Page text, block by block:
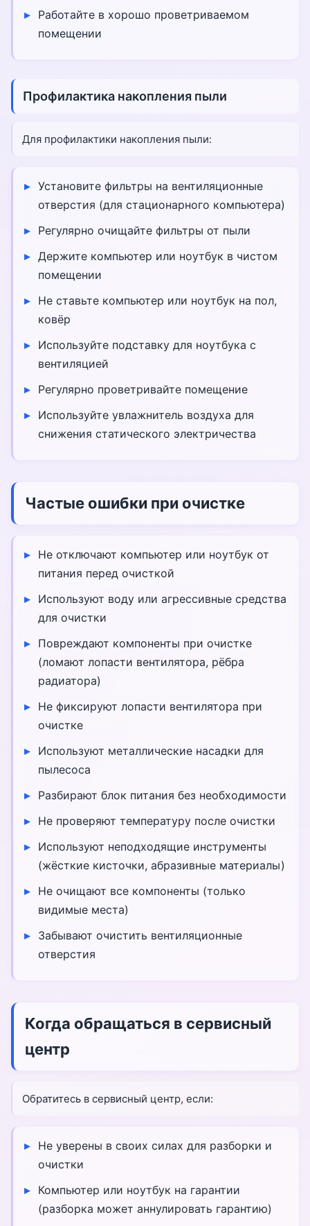
Работайте в хорошо проветриваемом
помещении
Профилактика накопления пыли
Для профилактики накопления пыли:
Установите фильтры на вентиляционные
отверстия (для стационарного компьютера)
Регулярно очищайте фильтры от пыли
Держите компьютер или ноутбук в чистом
помещении
Не ставьте компьютер или ноутбук на пол,
ковёр
Используйте подставку для ноутбука с
вентиляцией
Регулярно проветривайте помещение
Используйте увлажнитель воздуха для
снижения статического электричества
Частые ошибки при очистке
Не отключают компьютер или ноутбук от
питания перед очисткой
Используют воду или агрессивные средства
для очистки
Повреждают компоненты при очистке
(ломают лопасти вентилятора, рёбра
радиатора)
Не фиксируют лопасти вентилятора при
очистке
Используют металлические насадки для
пылесоса
Разбирают блок питания без необходимости
Не проверяют температуру после очистки
Используют неподходящие инструменты
(жёсткие кисточки, абразивные материалы)
Не очищают все компоненты (только
видимые места)
Забывают очистить вентиляционные
отверстия
Когда обращаться в сервисный
центр
Обратитесь в сервисный центр, если:
Не уверены в своих силах для разборки и
очистки
Компьютер или ноутбук на гарантии
(разборка может аннулировать гарантию)